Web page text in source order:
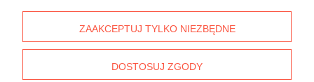
O nas
ZAAKCEPTUJ TYLKO NIEZBĘDNE
DOSTOSUJ ZGODY